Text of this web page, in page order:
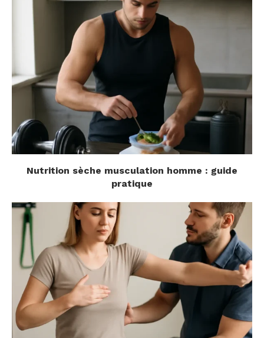
Nutrition sèche musculation homme : guide
pratique